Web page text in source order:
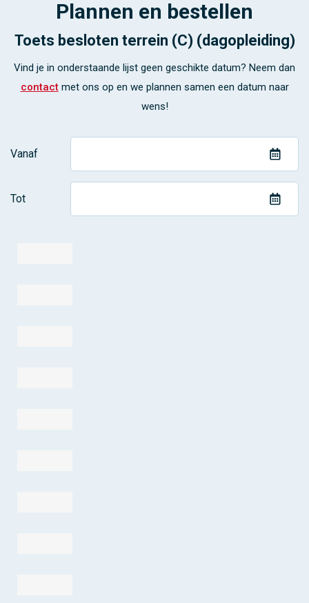
Plannen en bestellen
Toets besloten terrein (C) (dagopleiding)
Vind je in onderstaande lijst geen geschikte datum? Neem dan
contactmet ons op en we plannen samen een datum naar
wens!
Vanaf
Tot